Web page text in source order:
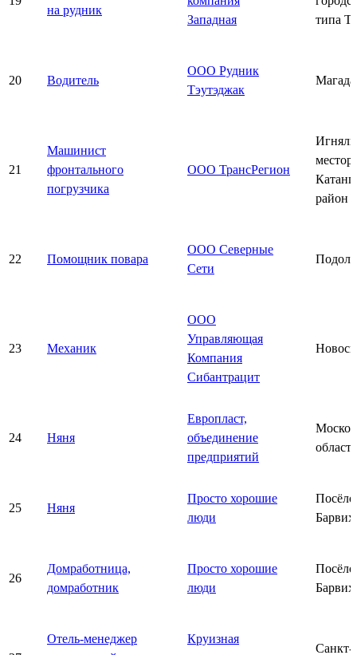
на рудник
Западная
типа
20 Водитель
ООО Рудник
Тэутэджак
21
Машинист
фронтального
погрузчика
ООО ТрансРегион
район
22 Помощник повара
ООО Северные
Сети
23 Механик
ООО
Управляющая
Компания
Сибантрацит
24 Няня
Европласт,
объединение
предприятий
область
25 Няня
Просто хорошие
люди
26
Домработница,
домработник
Просто хорошие
люди
Отель-менеджер
Круизная
Санкт-